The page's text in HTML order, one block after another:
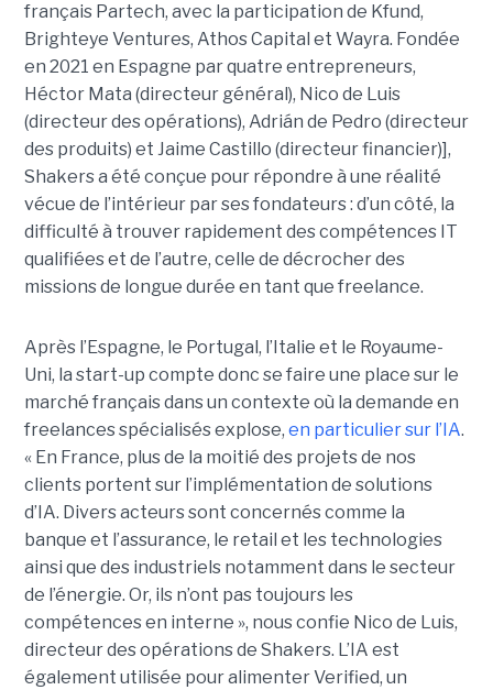
français Partech, avec la participation de Kfund,
Brighteye Ventures, Athos Capital et Wayra. Fondée
en 2021 en Espagne par quatre entrepreneurs,
Héctor Mata (directeur général), Nico de Luis
(directeur des opérations), Adrián de Pedro (directeur
des produits) et Jaime Castillo (directeur financier)],
Shakers a été conçue pour répondre à une réalité
vécue de l’intérieur par ses fondateurs : d’un côté, la
difficulté à trouver rapidement des compétences IT
qualifiées et de l’autre, celle de décrocher des
missions de longue durée en tant que freelance.
Après l’Espagne, le Portugal, l’Italie et le Royaume-
Uni, la start-up compte donc se faire une place sur le
marché français dans un contexte où la demande en
freelances spécialisés explose, en particulier sur l’IA.
« En France, plus de la moitié des projets de nos
clients portent sur l’implémentation de solutions
d’IA. Divers acteurs sont concernés comme la
banque et l’assurance, le retail et les technologies
ainsi que des industriels notamment dans le secteur
de l’énergie. Or, ils n’ont pas toujours les
compétences en interne », nous confie Nico de Luis,
directeur des opérations de Shakers. L’IA est
également utilisée pour alimenter Verified, un